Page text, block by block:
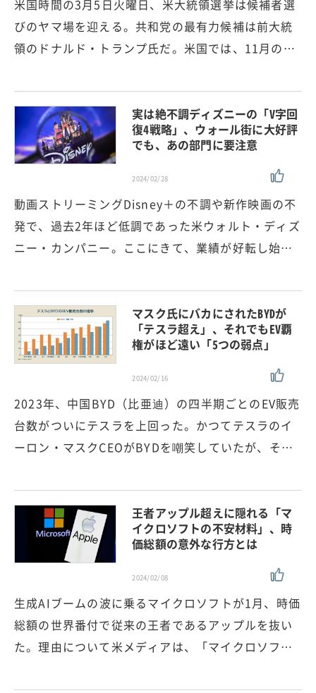
米国時間の3月5日火曜日、米大統領選挙は候補者選
びのヤマ場を迎える。共和党の最有力候補は前大統
領のドナルド・トランプ氏だ。米国では、11月の…
実は絶不調ディズニーの「V字回
復4戦略」、ウォール街に大好評
でも、あの部門に要注意
2024/02/28
動画ストリーミングDisney＋の不調や新作映画の不
発で、過去2年ほど低調であった米ウォルト・ディズ
ニー・カンパニー。ここにきて、業績が好転し始…
マスク氏にバカにされたBYDが
「テスラ超え」、それでもEV覇
権がほど遠い「5つの弱点」
2024/02/16
2023年、中国BYD（比亜迪）の四半期ごとのEV販売
台数がついにテスラを上回った。かつてテスラのイ
ーロン・マスクCEOがBYDを嘲笑していたが、そ…
王者アップル超えに隠れる「マ
イクロソフトの不安材料」、時
価総額の意外な行方とは
2024/02/08
生成AIブームの波に乗るマイクロソフトが1月、時価
総額の世界番付で従来の王者であるアップルを抜い
た。理由について米メディアは、「マイクロソフ…